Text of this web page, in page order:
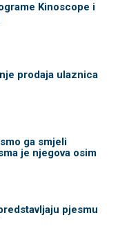
Kinoscope i
prodaja ulaznica
ga smjeli
je njegova osim
pjesmu